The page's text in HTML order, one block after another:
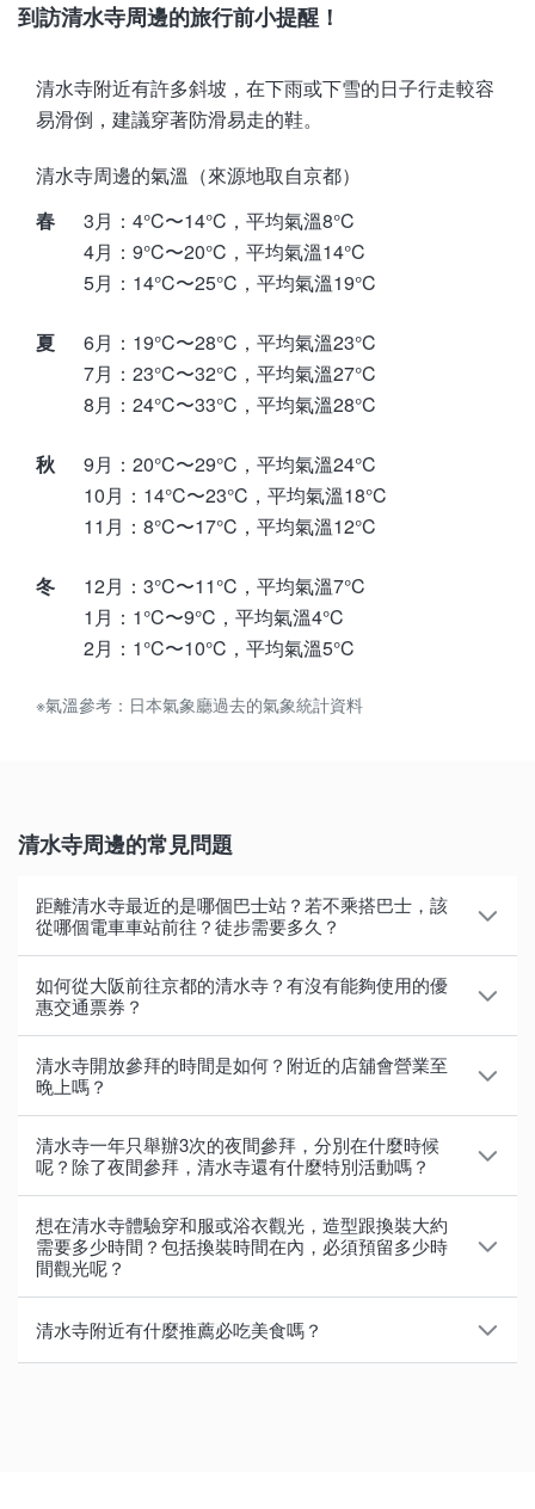
到訪清水寺周邊的旅行前小提醒！
清水寺附近有許多斜坡，在下雨或下雪的日子行走較容
易滑倒，建議穿著防滑易走的鞋。
清水寺周邊的氣溫（來源地取自京都）
春
3月：4°C〜14°C，平均氣溫8°C
4月：9°C〜20°C，平均氣溫14°C
5月：14°C〜25°C，平均氣溫19°C
夏
6月：19°C〜28°C，平均氣溫23°C
7月：23°C〜32°C，平均氣溫27°C
8月：24°C〜33°C，平均氣溫28°C
秋
9月：20°C〜29°C，平均氣溫24°C
10月：14°C〜23°C，平均氣溫18°C
11月：8°C〜17°C，平均氣溫12°C
冬
12月：3°C〜11°C，平均氣溫7°C
1月：1°C〜9°C，平均氣溫4°C
2月：1°C〜10°C，平均氣溫5°C
※氣溫參考：日本氣象廳過去的氣象統計資料
清水寺周邊的常見問題
距離清水寺最近的是哪個巴士站？若不乘搭巴士，該
從哪個電車車站前往？徒步需要多久？
離清水寺最近的巴士站為「五条坂」及「清水道」，兩
處皆只需徒步約10分鐘即可抵達清水寺。從「京都站」
乘搭京都市營巴士直接前往清水寺，在站牌「五条坂」
下車較方便；若從阪急電鐵「京都河原町站」（四条河
原町）或京阪電鐵「祇園四条站」上巴士，部分巴士
（像是「市營巴士207乙」）會停靠站牌「清水道」。
若不乘搭巴士，可乘搭到離清水寺最近的京阪電車「清
站」。從清水五条站徒步前往清水寺最少需要約20分
鐘，若從東山站或五条站出發，則需徒步30分鐘左右才
能抵達。
【詳細資訊】
如何從大阪前往京都的清水寺？有沒有能夠使用的優
惠交通票券？
以下介紹3條交通路線。
A. 關西機場站→（關西機場特快HARUKA約1小時20分
鐘）→京都站→（京都市營巴士約15分鐘）→五条坂
→（徒步約10分鐘）→清水寺
B. 新大阪站→（JR線新快速約25分鐘）→京都站
→（市營地下鐵烏丸線約2分鐘）→五条站→（徒步約
30分鐘）→清水寺
C. 梅田站→（大阪地鐵御堂筋線約2分鐘）→淀屋橋站
→（京阪本線約54分鐘）→清水五条站→（徒步約20分
清水寺開放參拜的時間是如何？附近的店舖會營業至
晚上嗎？
一般開放參拜的時間為6:00〜18:00，下列時期會延長
至夜間。
・3月上旬（京都東山花燈路贊助 夜間特別參拜）：
6:00〜21:00
・3月下〜4月上旬（春季夜間特別參拜）：6:00〜
21:30
・8月中旬（千日詣／夏季夜間特別參拜）：6:00〜
21:30
清水寺一年只舉辦3次的夜間參拜，分別在什麼時候
呢？除了夜間參拜，清水寺還有什麼特別活動嗎？
夜間特別參拜於春天的櫻花季、盛夏的千日詣、及秋日
的楓葉季舉行。清水寺本堂在夜間點燈的襯托之下格外
夢幻。
＜夜間特別參拜＞
想在清水寺體驗穿和服或浴衣觀光，造型跟換裝大約
需要多少時間？包括換裝時間在內，必須預留多少時
間觀光呢？
個半小時。在挑選和服上可能會花較多時間。
清水寺附近有什麼推薦必吃美食嗎？